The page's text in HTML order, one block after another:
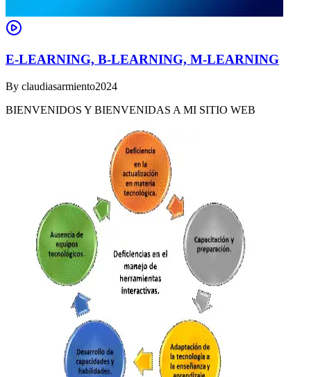
E-LEARNING, B-LEARNING, M-LEARNING
By claudiasarmiento2024
BIENVENIDOS Y BIENVENIDAS A MI SITIO WEB